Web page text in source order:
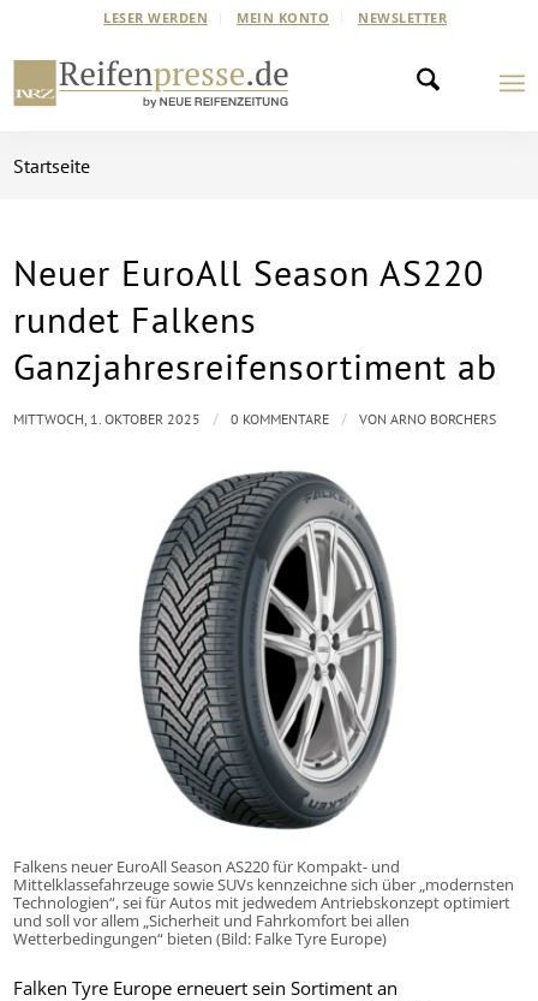
LESER WERDEN MEIN KONTO NEWSLETTER
Startseite
Neuer EuroAll Season AS220
rundet Falkens
Ganzjahresreifensortiment ab
Falkens neuer EuroAll Season AS220 für Kompakt- und
Mittelklassefahrzeuge sowie SUVs kennzeichne sich über „modernsten
Technologien“, sei für Autos mit jedwedem Antriebskonzept optimiert
und soll vor allem „Sicherheit und Fahrkomfort bei allen
Wetterbedingungen“ bieten (Bild: Falke Tyre Europe)
Falken Tyre Europe erneuert sein Sortiment an
MITTWOCH, 1. OKTOBER 2025 / 0 KOMMENTARE / VONARNO BORCHERS